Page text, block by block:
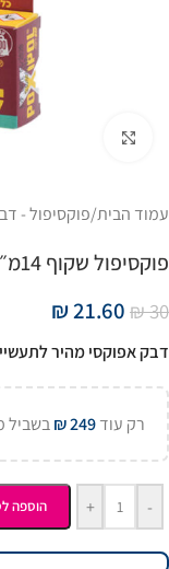
Click to enlarge
עמוד הבית/פוקסיפול -
פוקסיפול שקוף 14מ״ל – דבק אפוקסי מהיר חזק במיוחד
₪30
₪21.60
דבק אפוקסי מהיר
רק עוד ₪249 בשביל
-
+ הוספה